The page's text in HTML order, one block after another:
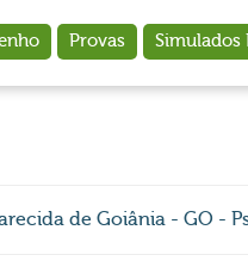
Provas Simulados
de Goiânia - GO -